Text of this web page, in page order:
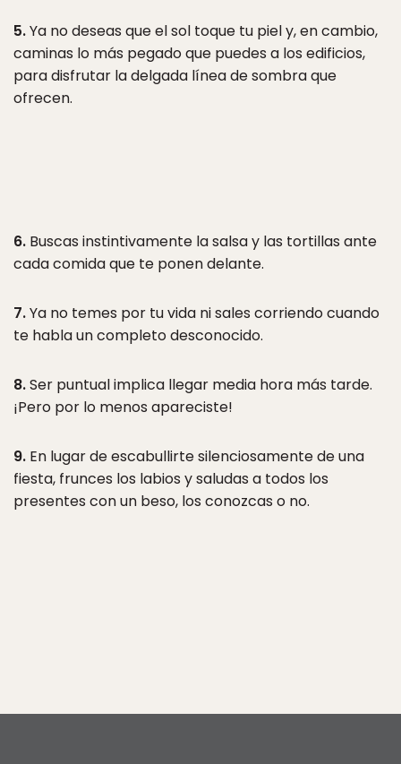
5.Ya no deseas que el sol toque tu piel y, en cambio,
caminas lo más pegado que puedes a los edificios,
para disfrutar la delgada línea de sombra que
ofrecen.
6. Buscas instintivamente la salsa y las tortillas ante
cada comida que te ponen delante.
7.Ya no temes por tu vida ni sales corriendo cuando
te habla un completo desconocido.
8.Ser puntual implica llegar media hora más tarde.
¡Pero por lo menos apareciste!
9. En lugar de escabullirte silenciosamente de una
fiesta, frunces los labios y saludas a todos los
presentes con un beso, los conozcas o no.